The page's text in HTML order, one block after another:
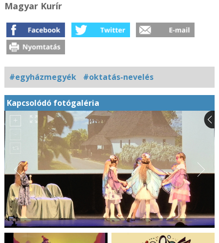
Magyar Kurír
#egyházmegyék #oktatás-nevelés
Kapcsolódó fotógaléria